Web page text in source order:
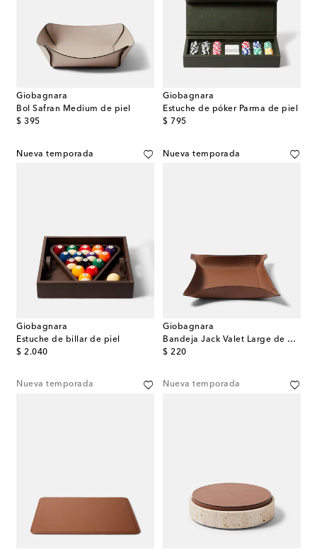
Giobagnara
Bol Safran Medium de piel
$ 395
original price
Giobagnara
Estuche de póker Parma de piel
$ 795
original price
Nueva temporada
Giobagnara
Estuche de billar de piel
$ 2.040
original price
Nueva temporada
Giobagnara
Bandeja Jack Valet Large de piel
$ 220
original price
Nueva temporada Nueva temporada